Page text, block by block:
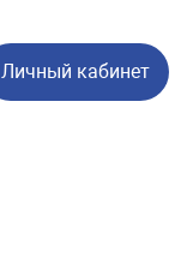
Личный кабинет